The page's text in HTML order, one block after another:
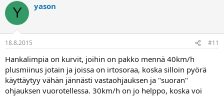
Y yason
18.8.2015 #11
Hankalimpia on kurvit, joihin on pakko mennä 40km/h
plusmiinus jotain ja joissa on irtosoraa, koska silloin pyörä
käyttäytyy vähän jännästi vastaohjauksen ja "suoran"
ohjauksen vuorotellessa. 30km/h on jo helppo, koska voi